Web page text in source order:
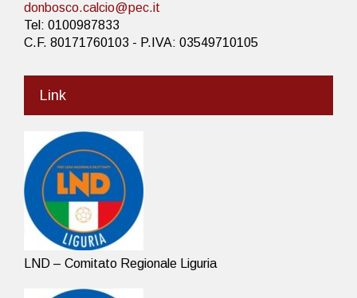
donbosco.calcio@pec.it
Tel: 0100987833
C.F. 80171760103 - P.IVA: 03549710105
Link
LND – Comitato Regionale Liguria